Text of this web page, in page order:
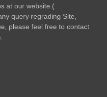
at our website.(
query regrading Site,
please feel free to contact